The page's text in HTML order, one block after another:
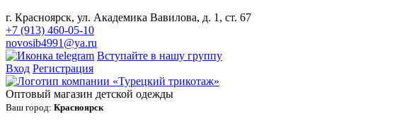
г. Красноярск, ул. Академика Вавилова, д. 1, ст. 67
+7 (913) 460-05-10
novosib4991@ya.ru
Вступайте в нашу группу
Вход Регистрация
Оптовый магазин детской одежды
Ваш город: Красноярск